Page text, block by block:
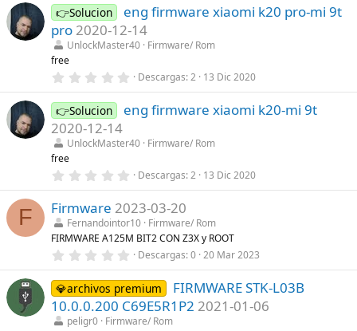
(
s
)
0
e
s
t
l
(
👉Solucion
eng firmware xiaomi k20 pro-mi 9t
pro 2020-12-14
UnlockMaster40 Firmware/ Rom
free
0
0
t
l
(
s
)
Descargas 2 13 Dic 2020
👉Solucion
eng firmware xiaomi k20-mi 9t
2020-12-14
UnlockMaster40 Firmware/ Rom
free
0
0
e
s
t
r
l
l
a
(
s
Descargas 2 13 Dic 2020
F Firmware 2023-03-20
Fernandointor10 Firmware/ Rom
FIRMWARE A125M BIT2 CON Z3X y ROOT
0
0
e
s
t
Descargas 0 20 Mar 2023
💎archivos premium
FIRMWARE STK-L03B
10.0.0.200 C69E5R1P2 2021-01-06
peligr0 Firmware/ Rom